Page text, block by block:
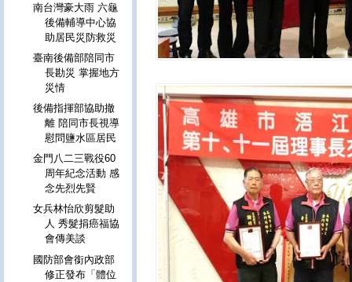
南台灣豪大雨 六龜
後備輔導中心協
助居民災防救災
臺南後備部陪同市
長勘災 掌握地方
災情
後備指揮部協助撤
離 陪同市長視導
慰問鹽水區居民
金門八二三戰役60
周年紀念活動 感
念先烈先賢
女兵林怡欣剪髮助
人 秀髮捐癌福協
會傳美談
國防部會銜內政部
修正發布「體位